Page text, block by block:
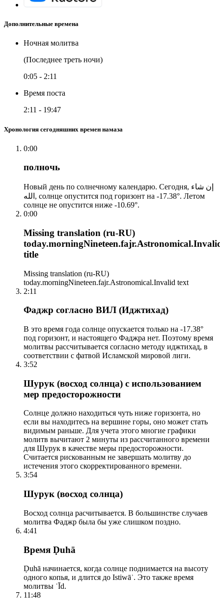
Дополнительные времена
Ночная молитва
(Последнее треть ночи)
0:05 - 2:11
Время поста
2:11 - 19:47
Хронология сегодняшних времен намаза
0:00
полночь
Новый день по солнечному календарю. Сегодня, إن شاء
الله, солнце опустится под горизонт на -17.38°. Летом
солнце не опустится ниже -10.69°.
0:00
Missing translation (ru-RU)
title
Missing translation (ru-RU)
today.morningNineteen.fajr.Astronomical.Invalid text
2:11
Фаджр согласно ВИЛ (Иджтихад)
В это время года солнце опускается только на -17.38°
под горизонт, и настоящего Фаджра нет. Поэтому время
молитвы рассчитывается согласно методу иджтихад, в
соответствии с фатвой Исламской мировой лиги.
3:52
Шурук (восход солнца) с использованием
мер предосторожности
Солнце должно находиться чуть ниже горизонта, но
если вы находитесь на вершине горы, оно может стать
видимым раньше. Для учета этого многие графики
молитв вычитают 2 минуты из рассчитанного времени
для Шурук в качестве меры предосторожности.
Считается рискованным не завершать молитву до
истечения этого скорректированного времени.
3:54
Шурук (восход солнца)
Восход солнца расчитывается. В большинстве случаев
молитва Фаджр была бы уже слишком поздно.
4:41
Время Ḍuhā
Ḍuhā начинается, когда солнце поднимается на высоту
одного копья, и длится до Istiwāʾ. Это также время
молитвы ʿĪd.
11:48